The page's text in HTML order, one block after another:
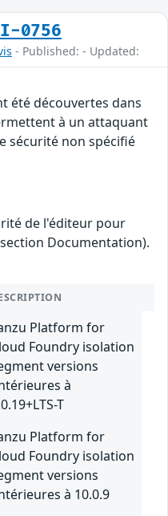
0756
- Published: - Updated:
été découvertes dans
à un attaquant
sécurité non spécifié
de l'éditeur pour
Documentation).
Platform for
Foundry isolation
versions
à
T
Platform for
Foundry isolation
versions
à 10.0.9